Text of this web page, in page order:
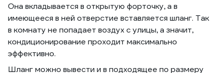
Она вкладывается в открытую форточку, а в
имеющееся в ней отверстие вставляется шланг. Так
в комнату не попадает воздух с улицы, а значит,
кондиционирование проходит максимально
эффективно.
Шланг можно вывести и в подходящее по размеру